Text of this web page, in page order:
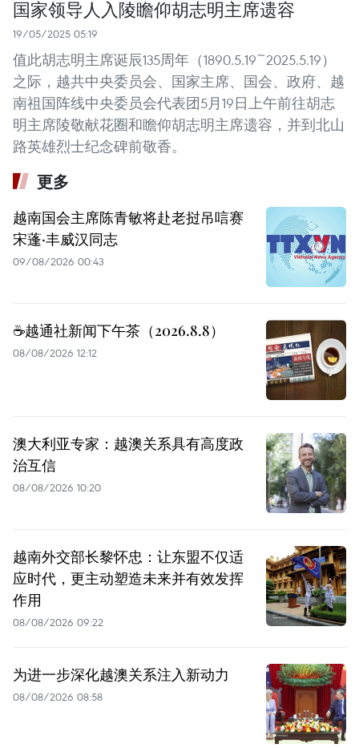
国家领导人入陵瞻仰胡志明主席遗容
19/05/2025 05:19
值此胡志明主席诞辰135周年（1890.5.19~2025.5.19）
之际，越共中央委员会、国家主席、国会、政府、越
南祖国阵线中央委员会代表团5月19日上午前往胡志
明主席陵敬献花圈和瞻仰胡志明主席遗容，并到北山
路英雄烈士纪念碑前敬香。
更多
越南国会主席陈青敏将赴老挝吊唁赛
宋蓬·丰威汉同志
09/08/2026 00:43
☕️越通社新闻下午茶（2026.8.8）
08/08/2026 12:12
澳大利亚专家：越澳关系具有高度政
治互信
08/08/2026 10:20
越南外交部长黎怀忠：让东盟不仅适
应时代，更主动塑造未来并有效发挥
作用
08/08/2026 09:22
为进一步深化越澳关系注入新动力
08/08/2026 08:58